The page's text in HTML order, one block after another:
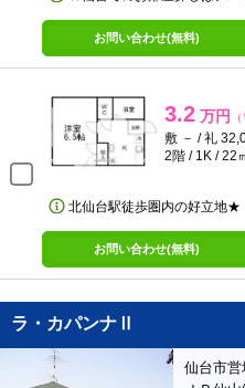
お問い合わせ(無料)
3.2 万円
敷 － / 礼
2階 / 1K / 22
北仙台駅徒歩圏内の好立地★
お問い合わせ(無料)
ラ・カパンナⅡ
仙台市